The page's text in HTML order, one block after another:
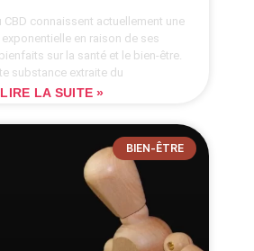
connaissent actuellement une
en raison de ses
sur la santé et le bien-être.
substance extraite du
LIRE LA SUITE »
BIEN-ÊTRE